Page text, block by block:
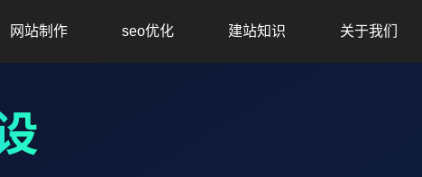
网站制作 seo优化 建站知识 关于我们